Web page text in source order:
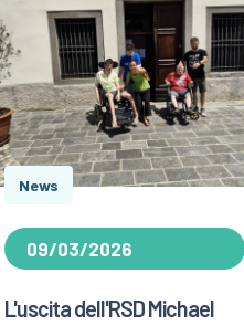
News
09/03/2026
L'uscita dell'RSD Michael